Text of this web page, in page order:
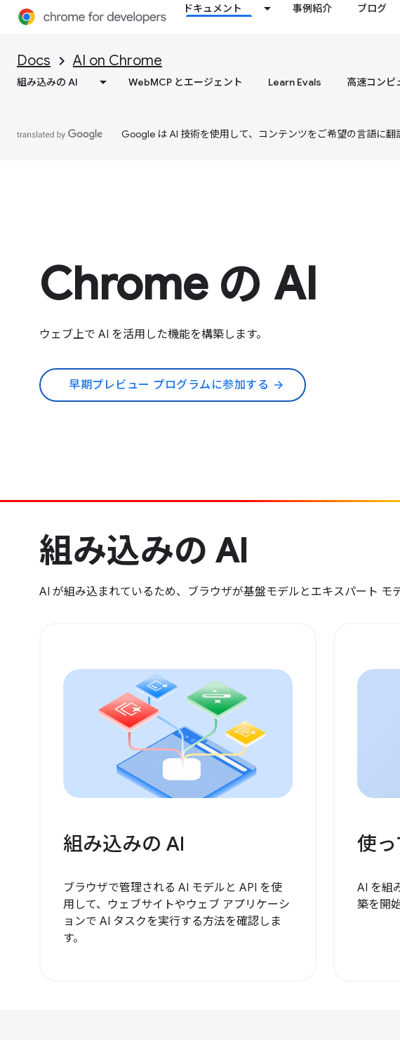
ドキュメント 事例紹介 ブログ
Docs AI on Chrome
組み込みの AI WebMCP とエージェント Learn Evals 高速コンピ
Google は AI 技術を使用して、コンテンツをご希望の言語に
Chrome の AI
ウェブ上で AI を活用した機能を構築します。
早期プレビュー プログラムに参加する arrow_forward
組み込みの AI
AI が組み込まれているため、ブラウザが基盤モデルとエキスパート モ
組み込みの AI
ブラウザで管理される AI モデルと API を使
用して、ウェブサイトやウェブ アプリケーシ
ョンで AI タスクを実行する方法を確認しま
す。
使
AI を組
築を開